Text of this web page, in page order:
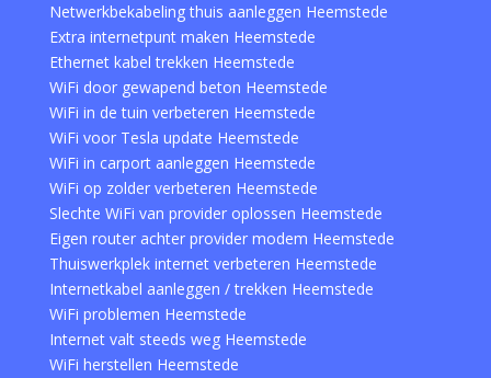
Netwerkbekabeling thuis aanleggen Heemstede
Extra internetpunt maken Heemstede
Ethernet kabel trekken Heemstede
WiFi door gewapend beton Heemstede
WiFi in de tuin verbeteren Heemstede
WiFi voor Tesla update Heemstede
WiFi in carport aanleggen Heemstede
WiFi op zolder verbeteren Heemstede
Slechte WiFi van provider oplossen Heemstede
Eigen router achter provider modem Heemstede
Thuiswerkplek internet verbeteren Heemstede
Internetkabel aanleggen / trekken Heemstede
WiFi problemen Heemstede
Internet valt steeds weg Heemstede
WiFi herstellen Heemstede